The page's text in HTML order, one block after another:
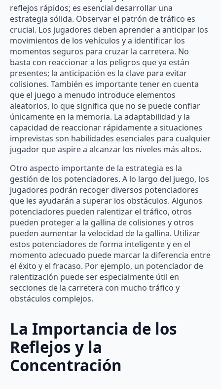
reflejos rápidos; es esencial desarrollar una
estrategia sólida. Observar el patrón de tráfico es
crucial. Los jugadores deben aprender a anticipar los
movimientos de los vehículos y a identificar los
momentos seguros para cruzar la carretera. No
basta con reaccionar a los peligros que ya están
presentes; la anticipación es la clave para evitar
colisiones. También es importante tener en cuenta
que el juego a menudo introduce elementos
aleatorios, lo que significa que no se puede confiar
únicamente en la memoria. La adaptabilidad y la
capacidad de reaccionar rápidamente a situaciones
imprevistas son habilidades esenciales para cualquier
jugador que aspire a alcanzar los niveles más altos.
Otro aspecto importante de la estrategia es la
gestión de los potenciadores. A lo largo del juego, los
jugadores podrán recoger diversos potenciadores
que les ayudarán a superar los obstáculos. Algunos
potenciadores pueden ralentizar el tráfico, otros
pueden proteger a la gallina de colisiones y otros
pueden aumentar la velocidad de la gallina. Utilizar
estos potenciadores de forma inteligente y en el
momento adecuado puede marcar la diferencia entre
el éxito y el fracaso. Por ejemplo, un potenciador de
ralentización puede ser especialmente útil en
secciones de la carretera con mucho tráfico y
obstáculos complejos.
La Importancia de los
Reflejos y la
Concentración